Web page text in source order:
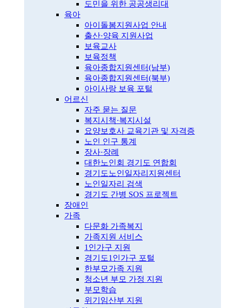
도민을 위한 공공생리대
육아
아이돌봄지원사업 안내
출산·양육 지원사업
보육교사
보육정책
육아종합지원센터(남부)
육아종합지원센터(북부)
아이사랑 보육 포털
어르신
자주 묻는 질문
복지시책·복지시설
요양보호사 교육기관 및 자격증
노인 인구 통계
장사·장례
대한노인회 경기도 연합회
경기도노인일자리지원센터
노인일자리 검색
경기도 간병 SOS 프로젝트
장애인
가족
다문화 가족복지
가족지원 서비스
1인가구 지원
경기도1인가구 포털
한부모가족 지원
청소년 부모 가정 지원
부모학습
위기임산부 지원